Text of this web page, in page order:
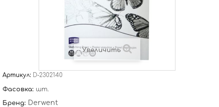
Увеличить
Артикул: D-2302140
Фасовка: шт.
Бренд: Derwent